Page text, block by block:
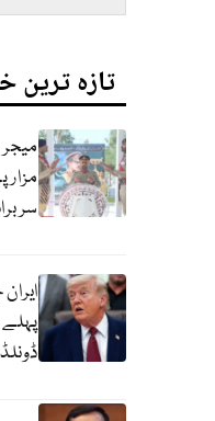
تازہ ترین